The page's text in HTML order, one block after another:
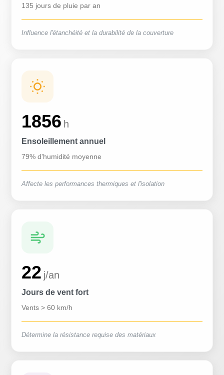
135 jours de pluie par an
Influence l'étanchéité et la durabilité de la couverture
1856 h
Ensoleillement annuel
79% d'humidité moyenne
Affecte les performances thermiques et l'isolation
22 j/an
Jours de vent fort
Vents > 60 km/h
Détermine la résistance requise des matériaux